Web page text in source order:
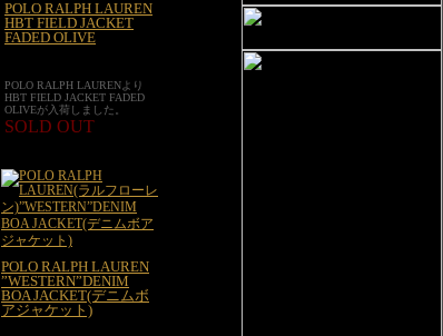
POLO RALPH LAUREN
HBT FIELD JACKET
FADED OLIVE
POLO RALPH LAURENより
HBT FIELD JACKET FADED
OLIVEが入荷しました。
SOLD OUT
POLO RALPH LAUREN
”WESTERN”DENIM
BOA JACKET(デニムボ
アジャケット)